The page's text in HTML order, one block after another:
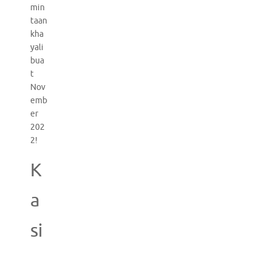
min
taan
kha
yali
bua
t
Nov
emb
er
202
2!
K
a
si